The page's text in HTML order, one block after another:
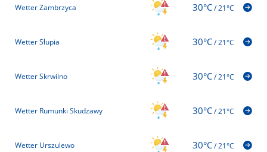
Wetter Zambrzyca 30°C/21°C
Wetter Słupia 30°C/21°C
Wetter Skrwilno 30°C/21°C
Wetter Rumunki Skudzawy 30°C/21°C
Wetter Urszulewo 30°C/21°C